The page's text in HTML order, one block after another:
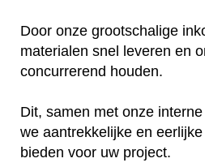
Door onze grootschalige
materialen snel leveren en
concurrerend houden.
Dit, samen met onze
we aantrekkelijke en
bieden voor uw project.